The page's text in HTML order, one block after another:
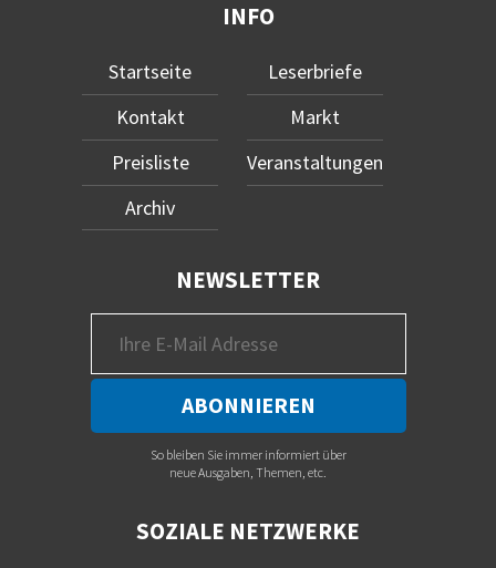
INFO
Startseite
Kontakt
Preisliste
Archiv
Leserbriefe
Markt
Veranstaltungen
NEWSLETTER
So bleiben Sie immer informiert über
neue Ausgaben, Themen, etc.
SOZIALE NETZWERKE